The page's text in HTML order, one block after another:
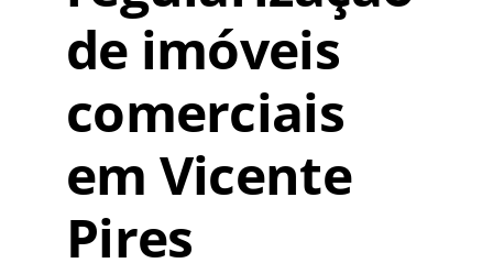
de imóveis
comerciais
em Vicente
Pires